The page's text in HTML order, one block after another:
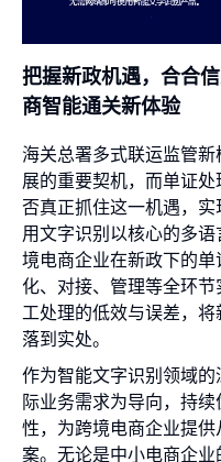
把握新政机遇，合合
商智能通关新体验
海关总署多式联运监管
展的重要契机，而单证
否真正抓住这一机遇，
用文字识别以核心的多
境电商企业在新政下的
化、对接、管理等全环
工处理的低效与误差，
落到实处。
作为智能文字识别领域
际业务需求为导向，持
性，为跨境电商企业提
案。无论是中小电商企